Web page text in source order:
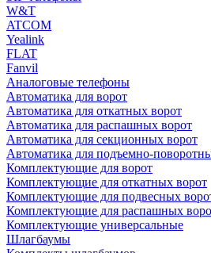
W&T
ATCOM
Yealink
FLAT
Fanvil
Аналоговые телефоны
Автоматика для ворот
Автоматика для откатных ворот
Автоматика для распашных ворот
Автоматика для секционных ворот
Автоматика для подъемно-
Комплектующие для ворот
Комплектующие для откатных ворот
Комплектующие для подвесных
Комплектующие для распашных
Комплектующие универсальные
Шлагбаумы